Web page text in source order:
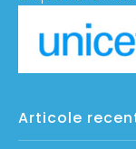
Articole